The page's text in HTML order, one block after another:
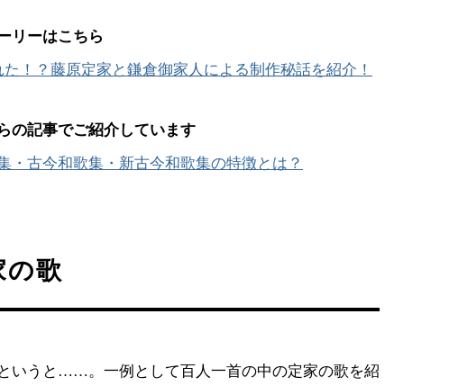
リーはこちら
！？藤原定家と鎌倉御家人による制作秘話を紹介！
の記事でご紹介しています
・古今和歌集・新古今和歌集の特徴とは？
の歌
いうと……。一例として百人一首の中の定家の歌を紹